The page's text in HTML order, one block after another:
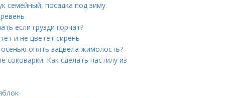
семейный, посадка под зиму.
если грузди горчат?
и не цветет сирень
опять зацвела жимолость?
Как сделать пастилу из